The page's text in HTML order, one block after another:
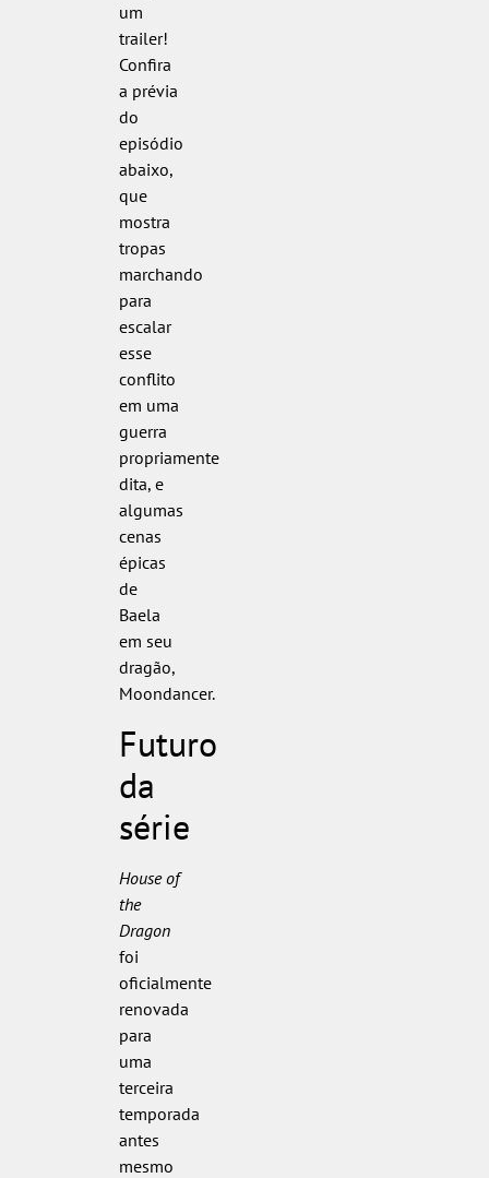
um
trailer!
Confira
a prévia
do
episódio
abaixo,
que
mostra
tropas
marchando
para
escalar
esse
conflito
em uma
guerra
propriamente
dita, e
algumas
cenas
épicas
de
Baela
em seu
dragão,
Moondancer.
Futuro
da
série
House of
the
Dragon
foi
oficialmente
renovada
para
uma
terceira
temporada
antes
mesmo